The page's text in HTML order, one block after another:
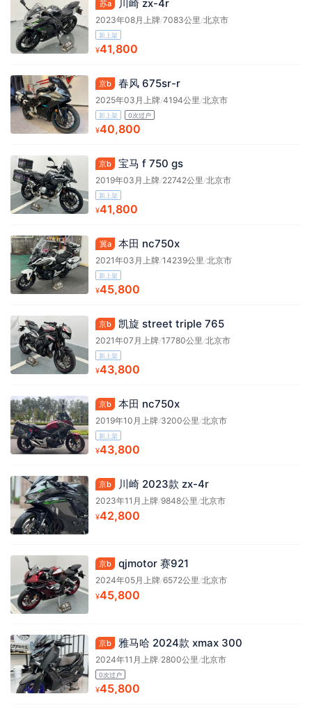
苏a 川崎 zx-4r
2023年08月上牌/7083公里/北京市
新上架
¥41,800
京b 春风 675sr-r
2025年03月上牌/4194公里/北京市
新上架 0次过户
¥40,800
京b 宝马 f 750 gs
2019年03月上牌/22742公里/北京市
新上架
¥41,800
冀a 本田 nc750x
2021年03月上牌/14239公里/北京市
新上架
¥45,800
京b 凯旋 street triple 765
2021年07月上牌/17780公里/北京市
新上架
¥43,800
京b 本田 nc750x
2019年10月上牌/3200公里 /北京市
新上架
¥43,800
京b 川崎 2023款 zx-4r
2023年11月上牌/9848公里 /北京市
¥42,800
京b qjmotor 赛921
2024年05月上牌/6572公里 /北京市
¥45,800
京b 雅马哈 2024款 xmax 300
2024年11月上牌/2800公里 /北京市
0次过户
¥45,800